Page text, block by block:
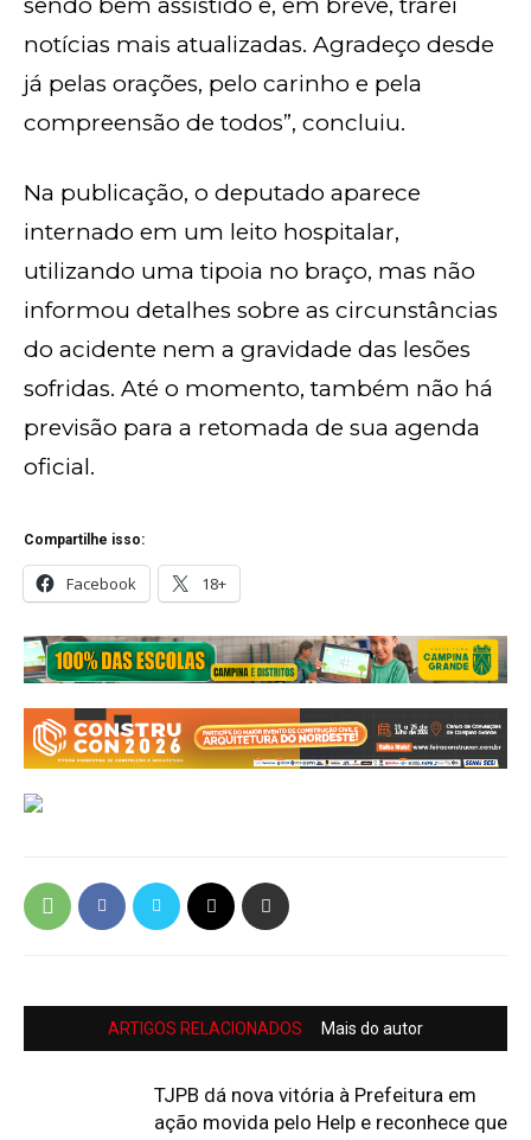
notícias mais atualizadas. Agradeço desde
já pelas orações, pelo carinho e pela
compreensão de todos”, concluiu.
Na publicação, o deputado aparece
internado em um leito hospitalar,
utilizando uma tipoia no braço, mas não
informou detalhes sobre as circunstâncias
do acidente nem a gravidade das lesões
sofridas. Até o momento, também não há
previsão para a retomada de sua agenda
oficial.
Compartilhe isso:
Facebook 18+
ARTIGOS RELACIONADOS Mais do autor
TJPB dá nova vitória à Prefeitura em
ação movida pelo Help e reconhece que